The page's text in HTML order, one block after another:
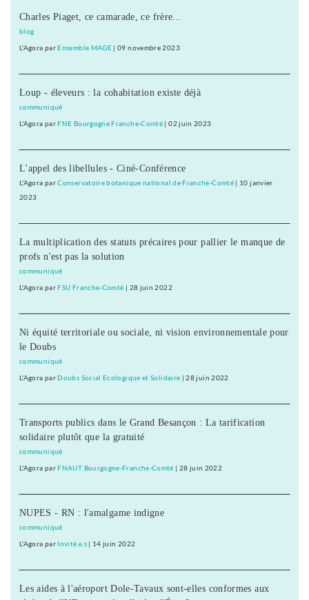
Charles Piaget, ce camarade, ce frère...
blog
L'Agora par Ensemble MAGE |09 novembre 2023
Loup - éleveurs : la cohabitation existe déjà
communiqué
L'Agora par FNE Bourgogne Franche-Comté |02 juin 2023
L'appel des libellules - Ciné-Conférence
L'Agora parConservatoire botanique national de Franche-Comté| 10 janvier
2023
La multiplication des statuts précaires pour pallier le manque de
profs n'est pas la solution
communiqué
L'Agora par FSU Franche-Comté 28 juin 2022
Ni équité territoriale ou sociale, ni vision environnementale pour
le Doubs
communiqué
L'Agora par Doubs Social Ecologique et Solidaire |28 juin 2022
Transports publics dans le Grand Besançon : La tarification
solidaire plutôt que la gratuité
communiqué
L'Agora par FNAUT Bourgogne-Franche-Comté 28 juin 2022
NUPES - RN : l'amalgame indigne
communiqué
L'Agora par Invité.e.s| 14 juin 2022
Les aides à l'aéroport Dole-Tavaux sont-elles conformes aux